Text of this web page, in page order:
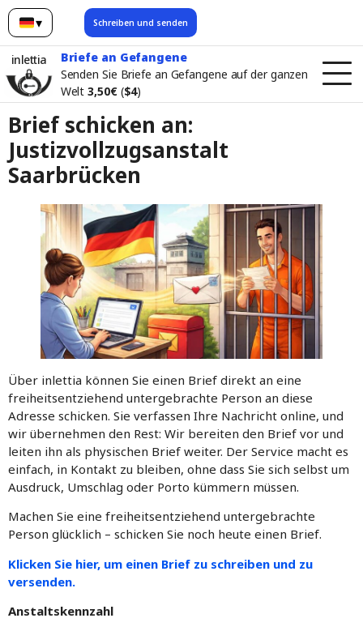
▾
Deutsch Schreiben und senden
inlettia
Briefe an Gefangene
Senden Sie Briefe an Gefangene auf der ganzen
Welt 3,50€ ($4)
Brief schicken an:
Justizvollzugsanstalt
Saarbrücken
Über inlettia können Sie einen Brief direkt an eine
freiheitsentziehend untergebrachte Person an diese
Adresse schicken. Sie verfassen Ihre Nachricht online, und
wir übernehmen den Rest: Wir bereiten den Brief vor und
leiten ihn als physischen Brief weiter. Der Service macht es
einfach, in Kontakt zu bleiben, ohne dass Sie sich selbst um
Ausdruck, Umschlag oder Porto kümmern müssen.
Machen Sie eine freiheitsentziehend untergebrachte
Person glücklich – schicken Sie noch heute einen Brief.
Klicken Sie hier, um einen Brief zu schreiben und zu
versenden.
Anstaltskennzahl